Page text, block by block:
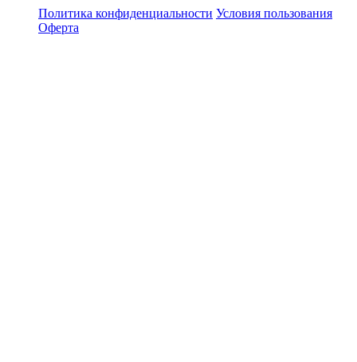
Политика конфиденциальности Условия пользования
Оферта